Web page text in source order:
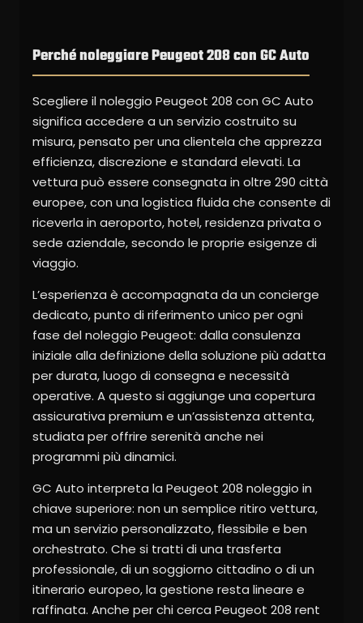
Perché noleggiare Peugeot 208 con GC Auto
Scegliere il noleggio Peugeot 208 con GC Auto
significa accedere a un servizio costruito su
misura, pensato per una clientela che apprezza
efficienza, discrezione e standard elevati. La
vettura può essere consegnata in oltre 290 città
europee, con una logistica fluida che consente di
riceverla in aeroporto, hotel, residenza privata o
sede aziendale, secondo le proprie esigenze di
viaggio.
L’esperienza è accompagnata da un concierge
dedicato, punto di riferimento unico per ogni
fase del noleggio Peugeot: dalla consulenza
iniziale alla definizione della soluzione più adatta
per durata, luogo di consegna e necessità
operative. A questo si aggiunge una copertura
assicurativa premium e un’assistenza attenta,
studiata per offrire serenità anche nei
programmi più dinamici.
GC Auto interpreta la Peugeot 208 noleggio in
chiave superiore: non un semplice ritiro vettura,
ma un servizio personalizzato, flessibile e ben
orchestrato. Che si tratti di una trasferta
professionale, di un soggiorno cittadino o di un
itinerario europeo, la gestione resta lineare e
raffinata. Anche per chi cerca Peugeot 208 rent